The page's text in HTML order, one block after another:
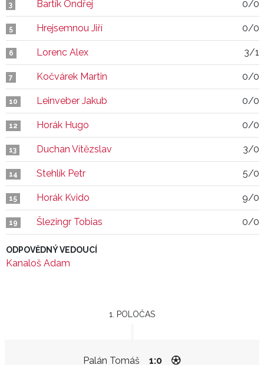
3 Bartík Ondřej 0/0
5 Hrejsemnou Jiří 0/0
6 Lorenc Alex 3/1
7 Kočvárek Martin 0/0
10 Leinveber Jakub 0/0
12 Horák Hugo 0/0
13 Duchan Vítězslav 3/0
14 Stehlík Petr 5/0
15 Horák Kvido 9/0
19 Šlezingr Tobias 0/0
ODPOVĚDNÝ VEDOUCÍ
Kanaloš Adam
1. POLOČAS
Palán Tomáš 1:0